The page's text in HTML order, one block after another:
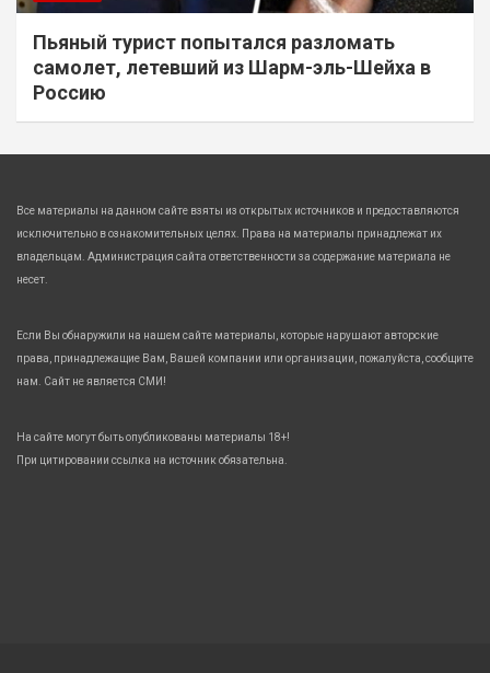
Пьяный турист попытался разломать
самолет, летевший из Шарм-эль-Шейха в
Россию
Все материалы на данном сайте взяты из открытых источников и предоставляются
исключительно в ознакомительных целях. Права на материалы принадлежат их
владельцам. Администрация сайта ответственности за содержание материала не
несет.
Если Вы обнаружили на нашем сайте материалы, которые нарушают авторские
права, принадлежащие Вам, Вашей компании или организации, пожалуйста, сообщите
нам. Сайт не является СМИ!
На сайте могут быть опубликованы материалы 18+!
При цитировании ссылка на источник обязательна.